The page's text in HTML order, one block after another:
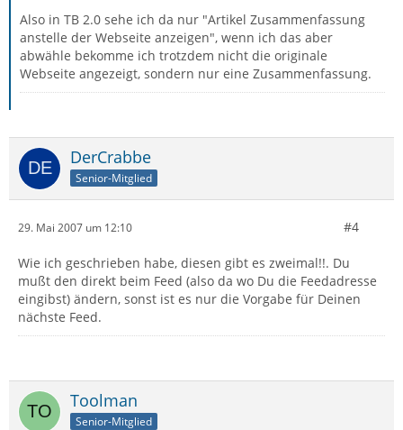
Also in TB 2.0 sehe ich da nur "Artikel Zusammenfassung
anstelle der Webseite anzeigen", wenn ich das aber
abwähle bekomme ich trotzdem nicht die originale
Webseite angezeigt, sondern nur eine Zusammenfassung.
DerCrabbe
Senior-Mitglied
29. Mai 2007 um 12:10 #4
Wie ich geschrieben habe, diesen gibt es zweimal!!. Du
mußt den direkt beim Feed (also da wo Du die Feedadresse
eingibst) ändern, sonst ist es nur die Vorgabe für Deinen
nächste Feed.
Toolman
Senior-Mitglied